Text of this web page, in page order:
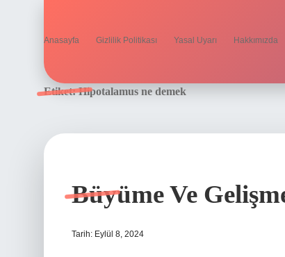
Anasayfa Gizlilik Politikası Yasal Uyarı Hakkımızda
Etiket:Hipotalamus ne demek
Büyüme Ve
Tarih: Eylül 8, 2024